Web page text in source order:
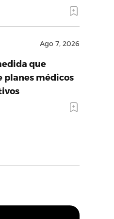
Ago 7, 2026
que
planes médicos